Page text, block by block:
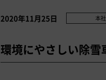
2020年11月25日 本社
環境にやさしい除